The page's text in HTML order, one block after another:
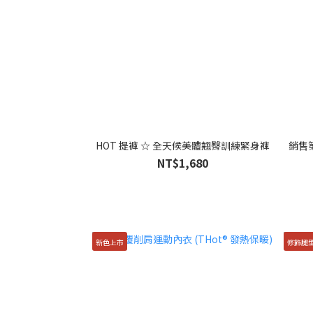
HOT 提褲 ☆ 全天候美體翹臀訓練緊身褲
NT$1,680
銷售
新色上市 修飾腿